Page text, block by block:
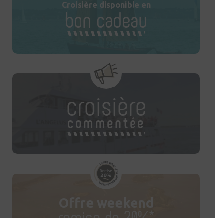
Croisière disponible en
bon cadeau
croisière
commentée
Offre weekend